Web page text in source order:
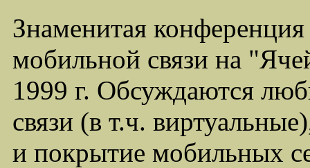
Знаменитая
мобильной связи на
1999 г. Обсуждаются
связи (в т.ч.
и покрытие мобильных